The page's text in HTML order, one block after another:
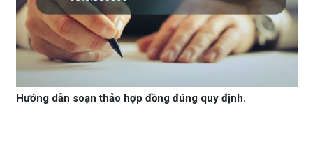
Hướng dẫn soạn thảo hợp đồng đúng quy định.